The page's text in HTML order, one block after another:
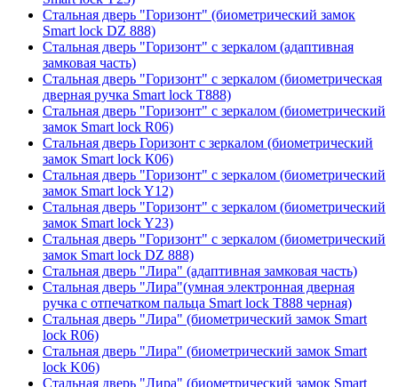
Стальная дверь "Горизонт" (биометрический замок
Smart lock DZ 888)
Стальная дверь "Горизонт" с зеркалом (адаптивная
замковая часть)
Стальная дверь "Горизонт" с зеркалом (биометрическая
дверная ручка Smart lock T888)
Стальная дверь "Горизонт" с зеркалом (биометрический
замок Smart lock R06)
Стальная дверь Горизонт с зеркалом (биометрический
замок Smart lock К06)
Стальная дверь "Горизонт" с зеркалом (биометрический
замок Smart lock Y12)
Стальная дверь "Горизонт" с зеркалом (биометрический
замок Smart lock Y23)
Стальная дверь "Горизонт" с зеркалом (биометрический
замок Smart lock DZ 888)
Стальная дверь "Лира" (адаптивная замковая часть)
Стальная дверь "Лира"(умная электронная дверная
ручка с отпечатком пальца Smart lock T888 черная)
Стальная дверь "Лира" (биометрический замок Smart
lock R06)
Стальная дверь "Лира" (биометрический замок Smart
lock K06)
Стальная дверь "Лира" (биометрический замок Smart